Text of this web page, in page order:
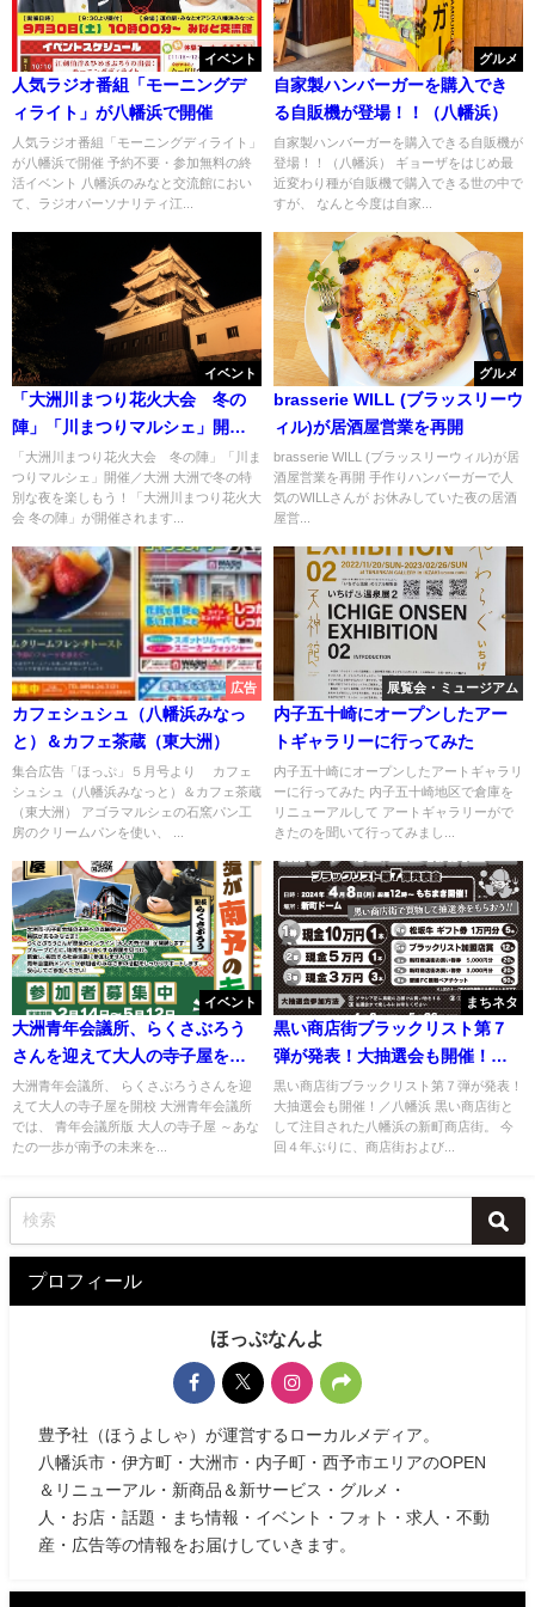
イベント
人気ラジオ番組「モーニングデ
ィライト」が八幡浜で開催
人気ラジオ番組「モーニングディライト」
が八幡浜で開催 予約不要・参加無料の終
活イベント 八幡浜のみなと交流館におい
て、ラジオパーソナリティ江...
グルメ
自家製ハンバーガーを購入でき
る自販機が登場！！（八幡浜）
自家製ハンバーガーを購入できる自販機が
登場！！（八幡浜） ギョーザをはじめ最
近変わり種が自販機で購入できる世の中で
すが、 なんと今度は自家...
イベント
「大洲川まつり花火大会 冬の
陣」「川まつりマルシェ」開催
／大洲
「大洲川まつり花火大会 冬の陣」「川ま
つりマルシェ」開催／大洲 大洲で冬の特
別な夜を楽しもう！「大洲川まつり花火大
会 冬の陣」が開催されます...
グルメ
brasserie WILL (ブラッスリーウ
ィル)が居酒屋営業を再開
brasserie WILL (ブラッスリーウィル)が居
酒屋営業を再開 手作りハンバーガーで人
気のWILLさんが お休みしていた夜の居酒
屋営...
広告
カフェシュシュ（八幡浜みなっ
と）＆カフェ茶蔵（東大洲）
集合広告「ほっぷ」５月号より カフェ
シュシュ（八幡浜みなっと）＆カフェ茶蔵
（東大洲） アゴラマルシェの石窯パン工
房のクリームパンを使い、 ...
展覧会・ミュージアム
内子五十崎にオープンしたアー
トギャラリーに行ってみた
内子五十崎にオープンしたアートギャラリ
ーに行ってみた 内子五十崎地区で倉庫を
リニューアルして アートギャラリーがで
きたのを聞いて行ってみまし...
イベント
大洲青年会議所、らくさぶろう
さんを迎えて大人の寺子屋を開
校
大洲青年会議所、 らくさぶろうさんを迎
えて大人の寺子屋を開校 大洲青年会議所
では、 青年会議所版 大人の寺子屋 ～あな
たの一歩が南予の未来を...
まちネタ
黒い商店街ブラックリスト第７
弾が発表！大抽選会も開催！／
八幡浜
黒い商店街ブラックリスト第７弾が発表！
大抽選会も開催！／八幡浜 黒い商店街と
して注目された八幡浜の新町商店街。 今
回４年ぶりに、商店街および...
プロフィール
ほっぷなんよ
豊予社（ほうよしゃ）が運営するローカルメディア。
八幡浜市・伊方町・大洲市・内子町・西予市エリアのOPEN
＆リニューアル・新商品＆新サービス・グルメ・
人・お店・話題・まち情報・イベント・フォト・求人・不動
産・広告等の情報をお届けしていきます。